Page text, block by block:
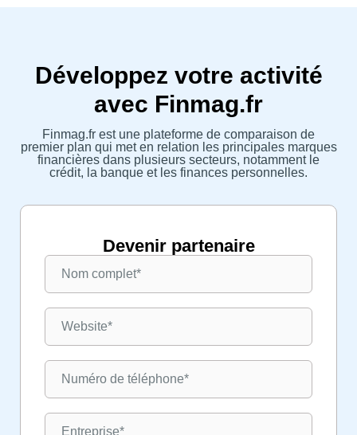
Développez votre activité
avec Finmag.fr
Finmag.fr est une plateforme de comparaison de
premier plan qui met en relation les principales marques
financières dans plusieurs secteurs, notamment le
crédit, la banque et les finances personnelles.
Devenir partenaire